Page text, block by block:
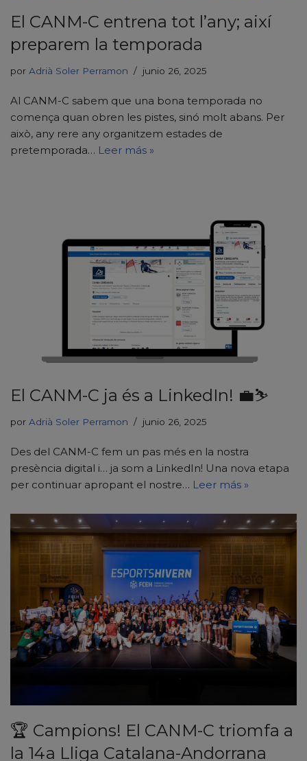
El CANM-C entrena tot l’any; així
preparem la temporada
por Adrià Soler Perramon junio 26, 2025
Al CANM-C sabem que una bona temporada no
comença quan obren les pistes, sinó molt abans. Per
això, any rere any organitzem estades de
pretemporada… Leer más »
El CANM-C ja és a LinkedIn! 💼⛷️
por Adrià Soler Perramon junio 26, 2025
Des del CANM-C fem un pas més en la nostra
presència digital i… ja som a LinkedIn! Una nova etapa
per continuar apropant el nostre… Leer más »
🏆 Campions! El CANM-C triomfa a
la 14a Lliga Catalana-Andorrana